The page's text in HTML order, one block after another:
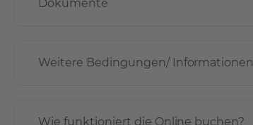
Dokumente
Weitere Bedingungen/ Informationen
Wie funktioniert die Online buchen?